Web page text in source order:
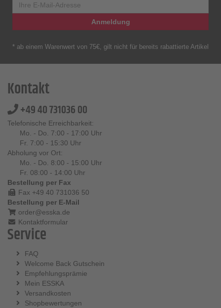
Anmeldung
* ab einem Warenwert von 75€, gilt nicht für bereits rabattierte Artikel
Kontakt
+49 40 731036 00
Telefonische Erreichbarkeit:
Mo. - Do. 7:00 - 17:00 Uhr
Fr. 7:00 - 15:30 Uhr
Abholung vor Ort:
Mo. - Do. 8:00 - 15:00 Uhr
Fr. 08:00 - 14:00 Uhr
Bestellung per Fax
Fax +49 40 731036 50
Bestellung per E-Mail
order@esska.de
Kontaktformular
Service
FAQ
Welcome Back Gutschein
Empfehlungsprämie
Mein ESSKA
Versandkosten
Shopbewertungen